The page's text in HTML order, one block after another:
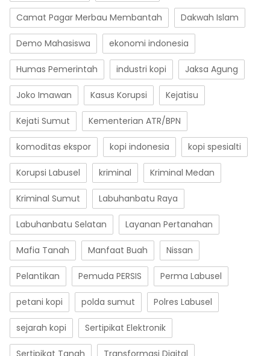
Camat Pagar Merbau Membantah Dakwah Islam
Demo Mahasiswa ekonomi indonesia
Humas Pemerintah industri kopi Jaksa Agung
Joko Imawan Kasus Korupsi Kejatisu
Kejati Sumut Kementerian ATR/BPN
komoditas ekspor kopi indonesia kopi spesialti
Korupsi Labusel kriminal Kriminal Medan
Kriminal Sumut Labuhanbatu Raya
Labuhanbatu Selatan Layanan Pertanahan
Mafia Tanah Manfaat Buah Nissan
Pelantikan Pemuda PERSIS Perma Labusel
petani kopi polda sumut Polres Labusel
sejarah kopi Sertipikat Elektronik
Sertipikat Tanah Transformasi Digital